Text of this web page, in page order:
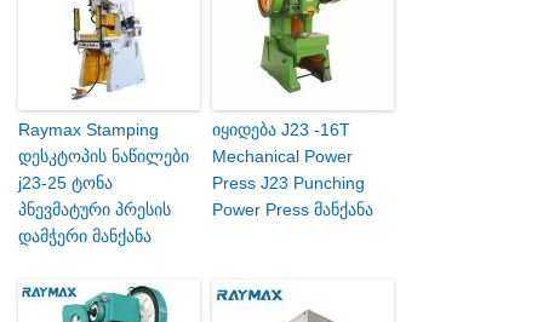
Raymax Stamping
დესკტოპის ნაწილები
j23-25 ტონა
პნევმატური პრესის
დამჭერი მანქანა
იყიდება J23 -16T
Mechanical Power
Press J23 Punching
Power Press მანქანა